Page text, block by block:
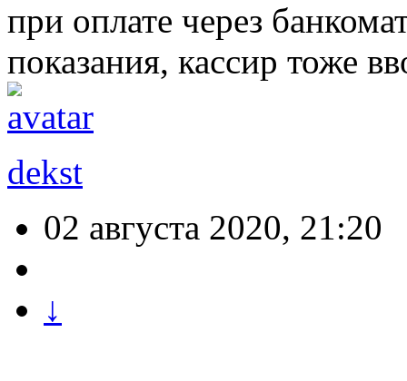
при оплате через
показания, кассир тоже
dekst
02 августа 2020, 21:20
↓